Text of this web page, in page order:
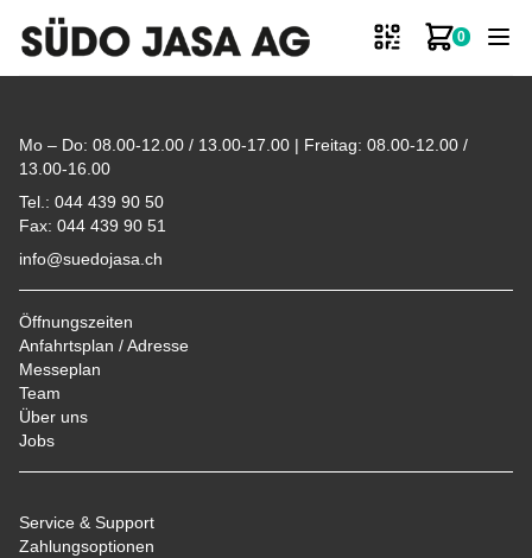
0
Zum
Mo – Do: 08.00-12.00 / 13.00-17.00 | Freitag: 08.00-12.00 /
13.00-16.00
Tel.: 044 439 90 50
Fax: 044 439 90 51
info@suedojasa.ch
Öffnungszeiten
Anfahrtsplan / Adresse
Messeplan
Team
Über uns
Jobs
Service & Support
Zahlungsoptionen